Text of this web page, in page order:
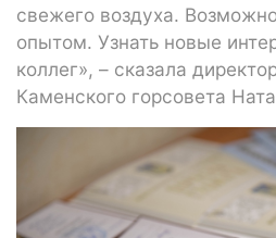
свежего воздуха.
опытом. Узнать новые
коллег», – сказала
Каменского горсовета